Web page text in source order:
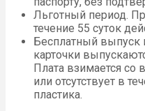
Льготный период.
течение 55 суток
Бесплатный выпуск
карточки
Плата взимается со
или отсутствует в
пластика.